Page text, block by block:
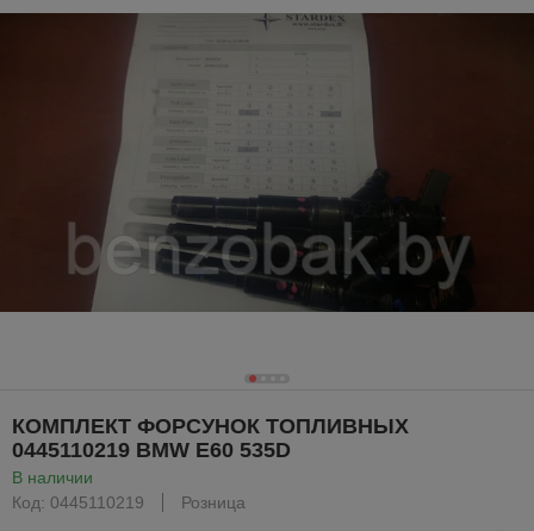
КОМПЛЕКТ ФОРСУНОК ТОПЛИВНЫХ
0445110219 BMW E60 535D
В наличии
Код: 0445110219
Розница